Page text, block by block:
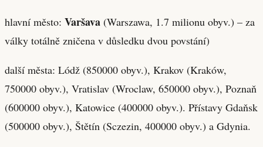
hlavní město: Varšava (Warszawa, 1.7 milionu obyv.) – za
války totálně zničena v důsledku dvou povstání)
další města: Lódž (850000 obyv.), Krakov (Kraków,
750000 obyv.), Vratislav (Wroclaw, 650000 obyv.), Poznaň
(600000 obyv.), Katowice (400000 obyv.). Přístavy Gdaňsk
(500000 obyv.), Štětín (Sczezin, 400000 obyv.) a Gdynia.